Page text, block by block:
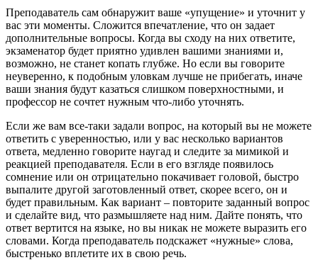
Преподаватель сам обнаружит ваше «упущение» и уточнит у
вас эти моменты. Сложится впечатление, что он задает
дополнительные вопросы. Когда вы сходу на них ответите,
экзаменатор будет приятно удивлен вашими знаниями и,
возможно, не станет копать глубже. Но если вы говорите
неуверенно, к подобным уловкам лучше не прибегать, иначе
ваши знания будут казаться слишком поверхностными, и
профессор не сочтет нужным что-либо уточнять.
Если же вам все-таки задали вопрос, на который вы не можете
ответить с уверенностью, или у вас несколько вариантов
ответа, медленно говорите наугад и следите за мимикой и
реакцией преподавателя. Если в его взгляде появилось
сомнение или он отрицательно покачивает головой, быстро
выпалите другой заготовленный ответ, скорее всего, он и
будет правильным. Как вариант – повторите заданный вопрос
и сделайте вид, что размышляете над ним. Дайте понять, что
ответ вертится на языке, но вы никак не можете выразить его
словами. Когда преподаватель подскажет «нужные» слова,
быстренько вплетите их в свою речь.